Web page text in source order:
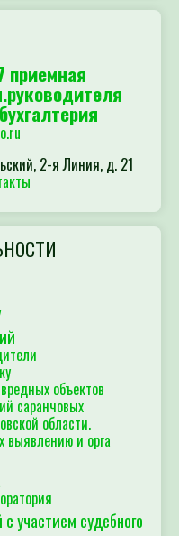
приемная
2-я Линия, д. 21
объектов
саранчовых
области.
выявлению и орга
участием судебного